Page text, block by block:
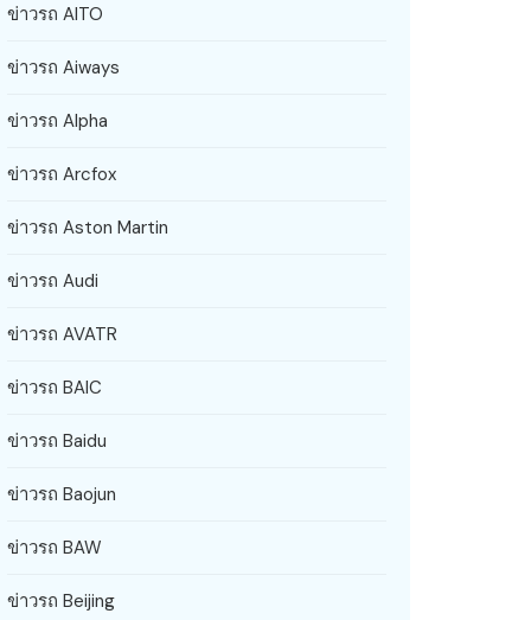
ข่าวรถ AITO
ข่าวรถ Aiways
ข่าวรถ Alpha
ข่าวรถ Arcfox
ข่าวรถ Aston Martin
ข่าวรถ Audi
ข่าวรถ AVATR
ข่าวรถ BAIC
ข่าวรถ Baidu
ข่าวรถ Baojun
ข่าวรถ BAW
ข่าวรถ Beijing